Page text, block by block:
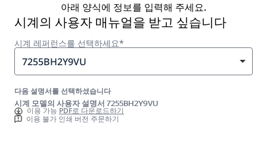
아래 양식에 정보를 입력해 주세요.
시계의 사용자 매뉴얼을 받고 싶습니다
시계 레퍼런스를 선택하세요*
7255BH2Y9VU
다음 설명서를 선택하셨습니다
시계 모델의 사용자 설명서 7255BH2Y9VU
이용 가능 PDF로 다운로드하기
이용 불가 인쇄 버전 주문하기